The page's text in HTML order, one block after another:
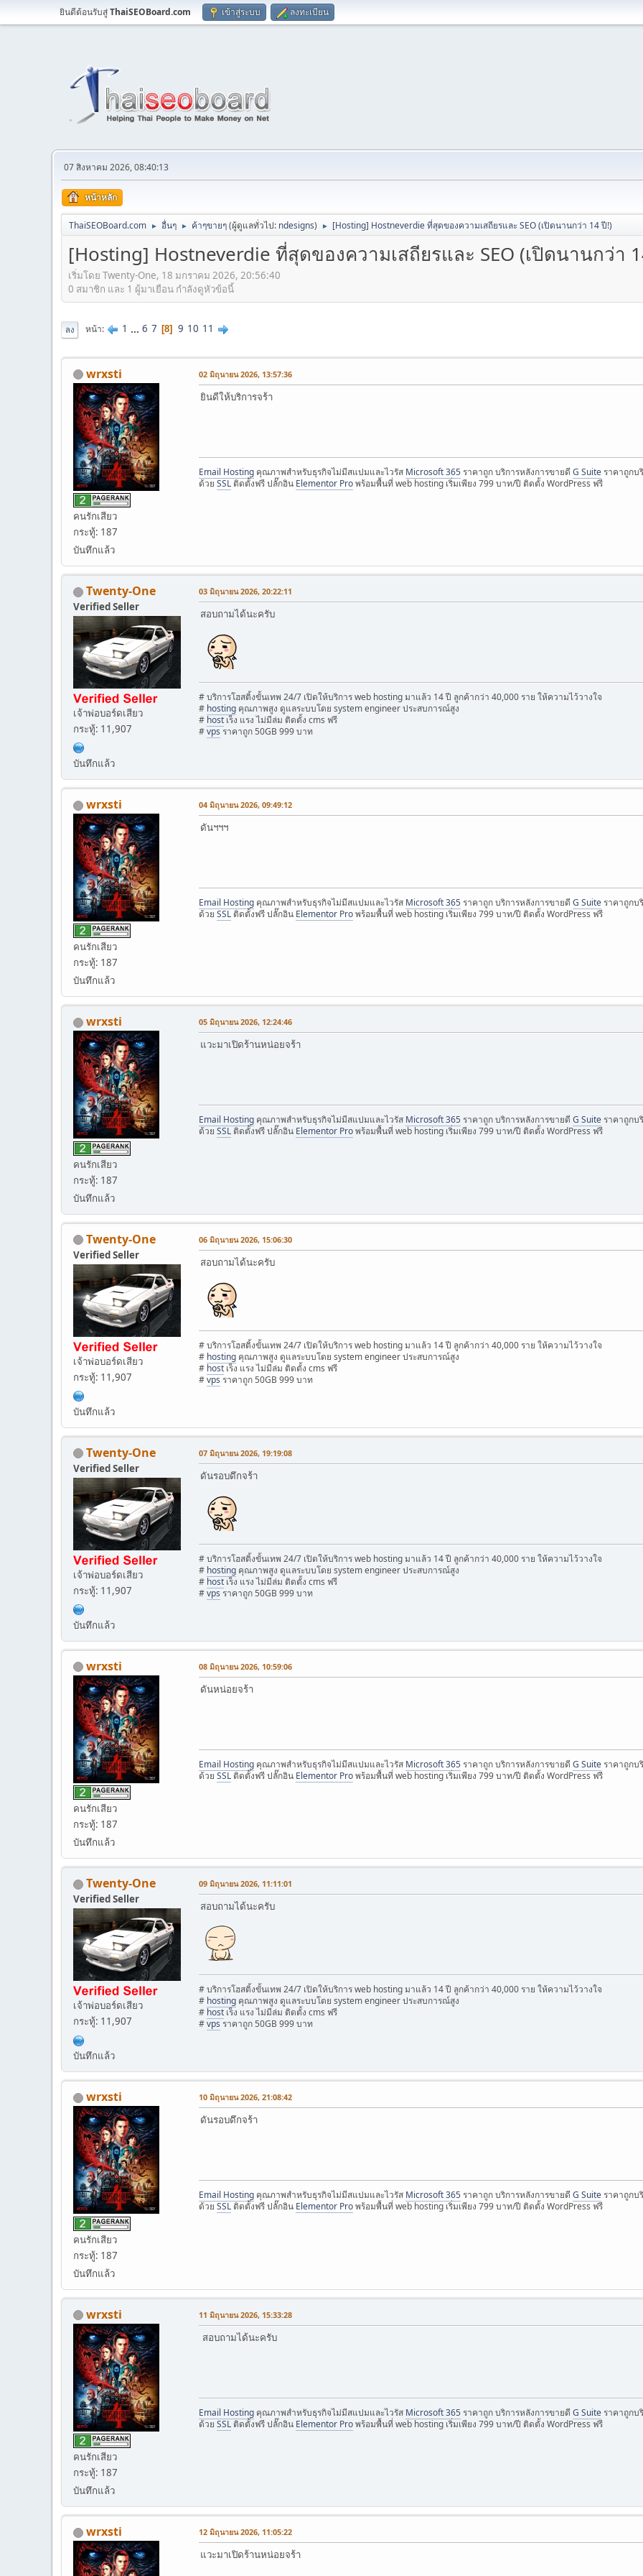
ยินดีต้อนรับสู่ThaiSEOBoard.com เข้าสู่ระบบ ลงทะเบียน
07 สิงหาคม 2026, 08:40:13
หน้าหลัก
ThaiSEOBoard.com ► อื่นๆ ► ค้าๆขายๆ(ผู้ดูแลทั่วไป: ndesigns) ► [Hosting] Hostneverdie ที่สุดของความเสถียรและ SEO (เปิดนานกว่า 14 ปี!)
[Hosting] Hostneverdie ที่สุดของความเสถียรและ SEO (เปิดนานกว่า
เริ่มโดย Twenty-One, 18 มกราคม 2026, 20:56:40
0 สมาชิก และ 1 ผู้มาเยือน กำลังดูหัวข้อนี้
ลง หน้า 1 ... 6 7 8 9 10 11
wrxsti
คนรักเสียว
กระทู้: 187
บันทึกแล้ว
02 มิถุนายน 2026, 13:57:36
ยินดีให้บริการจร้า
Email Hosting คุณภาพสำหรับธุรกิจไม่มีสแปมและไวรัส Microsoft 365 ราคาถูก บริการหลังการขายดี G Suite ราคาถูกบ
ด้วย SSL ติดตั้งฟรี ปลั๊กอิน Elementor Proพร้อมพื้นที่ web hosting เริ่มเพียง 799 บาท/ปี ติดตั้ง WordPress ฟรี
Twenty-One
Verified Seller
เจ้าพ่อบอร์ดเสียว
กระทู้: 11,907
บันทึกแล้ว
03 มิถุนายน 2026, 20:22:11
สอบถามได้นะครับ
# บริการโฮสติ้งขั้นเทพ 24/7 เปิดให้บริการ web hosting มาแล้ว 14 ปี ลูกค้ากว่า 40,000 ราย ให้ความไว้วางใจ
# hosting คุณภาพสูง ดูแลระบบโดย system engineer ประสบการณ์สูง
# host เร็ง แรง ไม่มีล่ม ติดตั้ง cms ฟรี
#vps ราคาถูก 50GB 999 บาท
wrxsti
คนรักเสียว
กระทู้: 187
บันทึกแล้ว
04 มิถุนายน 2026, 09:49:12
ดันฯฯฯ
Email Hosting คุณภาพสำหรับธุรกิจไม่มีสแปมและไวรัส Microsoft 365 ราคาถูก บริการหลังการขายดี G Suite ราคาถูกบ
ด้วย SSL ติดตั้งฟรี ปลั๊กอิน Elementor Proพร้อมพื้นที่ web hosting เริ่มเพียง 799 บาท/ปี ติดตั้ง WordPress ฟรี
wrxsti
คนรักเสียว
กระทู้: 187
บันทึกแล้ว
05 มิถุนายน 2026, 12:24:46
แวะมาเปิดร้านหน่อยจร้า
Email Hosting คุณภาพสำหรับธุรกิจไม่มีสแปมและไวรัส Microsoft 365 ราคาถูก บริการหลังการขายดี G Suite ราคาถูกบ
ด้วย SSL ติดตั้งฟรี ปลั๊กอิน Elementor Proพร้อมพื้นที่ web hosting เริ่มเพียง 799 บาท/ปี ติดตั้ง WordPress ฟรี
Twenty-One
Verified Seller
เจ้าพ่อบอร์ดเสียว
กระทู้: 11,907
บันทึกแล้ว
06 มิถุนายน 2026, 15:06:30
สอบถามได้นะครับ
# บริการโฮสติ้งขั้นเทพ 24/7 เปิดให้บริการ web hosting มาแล้ว 14 ปี ลูกค้ากว่า 40,000 ราย ให้ความไว้วางใจ
# hosting คุณภาพสูง ดูแลระบบโดย system engineer ประสบการณ์สูง
# host เร็ง แรง ไม่มีล่ม ติดตั้ง cms ฟรี
#vps ราคาถูก 50GB 999 บาท
Twenty-One
Verified Seller
เจ้าพ่อบอร์ดเสียว
กระทู้: 11,907
บันทึกแล้ว
07 มิถุนายน 2026, 19:19:08
ดันรอบดึกจร้า
# บริการโฮสติ้งขั้นเทพ 24/7 เปิดให้บริการ web hosting มาแล้ว 14 ปี ลูกค้ากว่า 40,000 ราย ให้ความไว้วางใจ
# hosting คุณภาพสูง ดูแลระบบโดย system engineer ประสบการณ์สูง
# host เร็ง แรง ไม่มีล่ม ติดตั้ง cms ฟรี
#vps ราคาถูก 50GB 999 บาท
wrxsti
คนรักเสียว
กระทู้: 187
บันทึกแล้ว
08 มิถุนายน 2026, 10:59:06
ดันหน่อยจร้า
Email Hosting คุณภาพสำหรับธุรกิจไม่มีสแปมและไวรัส Microsoft 365 ราคาถูก บริการหลังการขายดี G Suite ราคาถูกบ
ด้วย SSL ติดตั้งฟรี ปลั๊กอิน Elementor Proพร้อมพื้นที่ web hosting เริ่มเพียง 799 บาท/ปี ติดตั้ง WordPress ฟรี
Twenty-One
Verified Seller
เจ้าพ่อบอร์ดเสียว
กระทู้: 11,907
บันทึกแล้ว
09 มิถุนายน 2026, 11:11:01
สอบถามได้นะครับ
# บริการโฮสติ้งขั้นเทพ 24/7 เปิดให้บริการ web hosting มาแล้ว 14 ปี ลูกค้ากว่า 40,000 ราย ให้ความไว้วางใจ
# hosting คุณภาพสูง ดูแลระบบโดย system engineer ประสบการณ์สูง
# host เร็ง แรง ไม่มีล่ม ติดตั้ง cms ฟรี
#vps ราคาถูก 50GB 999 บาท
wrxsti
คนรักเสียว
กระทู้: 187
บันทึกแล้ว
10 มิถุนายน 2026, 21:08:42
ดันรอบดึกจร้า
Email Hosting คุณภาพสำหรับธุรกิจไม่มีสแปมและไวรัส Microsoft 365 ราคาถูก บริการหลังการขายดี G Suite ราคาถูกบ
ด้วย SSL ติดตั้งฟรี ปลั๊กอิน Elementor Proพร้อมพื้นที่ web hosting เริ่มเพียง 799 บาท/ปี ติดตั้ง WordPress ฟรี
wrxsti
คนรักเสียว
กระทู้: 187
บันทึกแล้ว
11 มิถุนายน 2026, 15:33:28
สอบถามได้นะครับ
Email Hosting คุณภาพสำหรับธุรกิจไม่มีสแปมและไวรัส Microsoft 365 ราคาถูก บริการหลังการขายดี G Suite ราคาถูกบ
ด้วย SSL ติดตั้งฟรี ปลั๊กอิน Elementor Proพร้อมพื้นที่ web hosting เริ่มเพียง 799 บาท/ปี ติดตั้ง WordPress ฟรี
wrxsti 12 มิถุนายน 2026, 11:05:22
แวะมาเปิดร้านหน่อยจร้า